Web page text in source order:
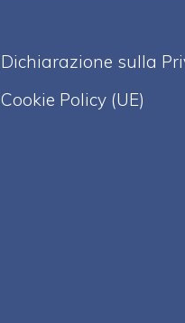
Dichiarazione sulla
Cookie Policy (UE)